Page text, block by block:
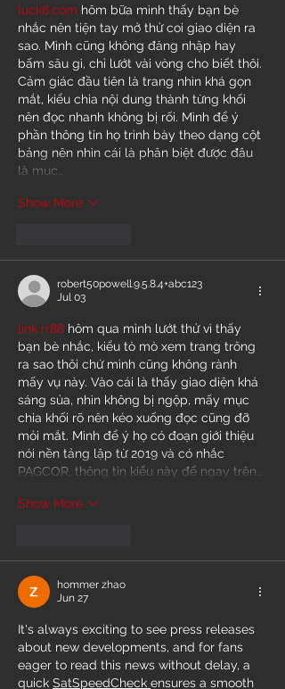
luck8.com hôm bữa mình thấy bạn bè
nhắc nên tiện tay mở thử coi giao diện ra
sao. Mình cũng không đăng nhập hay
bấm sâu gì, chỉ lướt vài vòng cho biết thôi.
Cảm giác đầu tiên là trang nhìn khá gọn
mắt, kiểu chia nội dung thành từng khối
nên đọc nhanh không bị rối. Mình để ý
phần thông tin họ trình bày theo dạng cột
bảng nên nhìn cái là phân biệt được đâu
là mục…
Show More
robert50powell.9.5.8.4+abc123
Jul 03
link rr88 hôm qua mình lướt thử vì thấy
bạn bè nhắc, kiểu tò mò xem trang trông
ra sao thôi chứ mình cũng không rành
mấy vụ này. Vào cái là thấy giao diện khá
sáng sủa, nhìn không bị ngộp, mấy mục
chia khối rõ nên kéo xuống đọc cũng đỡ
mỏi mắt. Mình để ý họ có đoạn giới thiệu
nói nền tảng lập từ 2019 và có nhắc
PAGCOR, thông tin kiểu này để ngay trên…
Show More
hommer zhao
Jun 27
It's always exciting to see press releases
about new developments, and for fans
eager to read this news without delay, a
quick SatSpeedCheck ensures a smooth